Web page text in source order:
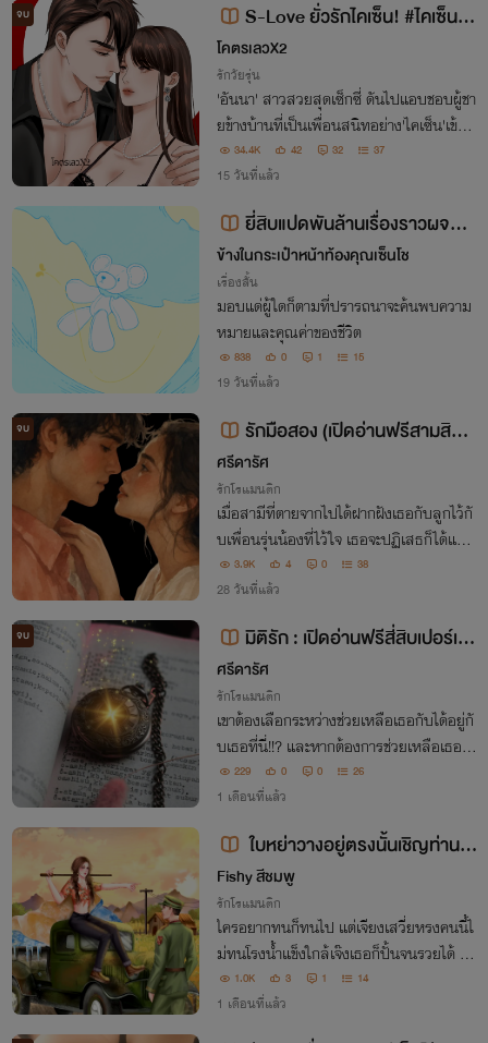
จบ
S-Love ยั่วรักไคเซ็น! #ไคเซ็นxอั
นนา
โคตรเลวX2
รักวัยรุ่น
'อันนา' สาวสวยสุดเซ็กซี่ ดันไปแอบชอบผู้ชา
ยข้างบ้านที่เป็นเพื่อนสนิทอย่าง'ไคเซ็น'เข้าอ
ย่างจัง แต่ไม่ว่าเธอจะพยายามยั่วหรืออ่อยเข
าแค่ไหน เจ้าตัวก็ดูจะไม่สะทกสะท้านกับสิ่งที่เ
ธอทำ เธอเลยทุ่มสุดตัวเพื่อ..
34.4K 42 32 37
15 วันที่แล้ว
ยี่สิบแปดพันล้านเรื่องราวผจญ
ภัยวายป่วงเพราะคุณเซ็น
ข้างในกระเป๋าหน้าท้องคุณเซ็นโช
เรื่องสั้น
มอบแด่ผู้ใดก็ตามที่ปรารถนาจะค้นพบความ
หมายและคุณค่าของชีวิต
838 0 1 15
19 วันที่แล้ว
จบ
รักมือสอง (เปิดอ่านฟรีสามสิบเป
ศรีดารัศ
รักโรแมนติก
เมื่อสามีที่ตายจากไปได้ฝากฝังเธอกับลูกไว้กั
บเพื่อนรุ่นน้องที่ไว้ใจ เธอจะปฏิเสธก็ได้แต่ท
ว่าในเมื่อหัวใจเธอเรียกร้องใยเธอต้องหนีล่
ะ!!! และเพื่อนรุ่นน้องของสามีที่ว่าก็เป็นถึงพ่
3.9K 4 0 38
28 วันที่แล้ว
จบ
มิติรัก : เปิดอ่านฟรีสี่สิบเปอร์เซ็
นต์ของเรื่อง มีอีบุ๊ก
ศรีดารัศ
รักโรแมนติก
เขาต้องเลือกระหว่างช่วยเหลือเธอกับได้อยู่กั
บเธอที่นี่!!? และหากต้องการช่วยเหลือเธอให้
พ้นจากสภาพที่เป็นอยู่ตอนนี้ก็มีอยู่ทางเดียว
เขาต้องเขียนหนังสือให้จบและส่งสำนักพิมพ์
ก่อนที่เธอจะตกเป็นเมียของคนอื่น
229 0 0 26
1 เดือนที่แล้ว
ใบหย่าวางอยู่ตรงนั้นเชิญท่านน
ายพลเซ็นด้วยค่ะ
Fishy สีชมพู
รักโรแมนติก
ใครอยากทนก็ทนไป แต่เจียงเสวี่ยหรงคนนี้ไ
ม่ทนโรงน้ำแข็งใกล้เจ๊งเธอก็ปั้นจนรวยได้ แ
ล้วนับประสาอะไรกับสามีเฮ็งซวยที่หายไป เ
ธอจะเขี่ยทิ้งเสียตอนนี้ก็ย่อมได้“ใบหย่าอยู่ตร
งนั้นเชิญท่านนายพลเซ็นด้วยค่ะ”
1.0K 3 1 14
1 เดือนที่แล้ว